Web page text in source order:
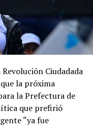
Ciudadada
la próxima
la Prefectura de
que prefirió
“ya fue